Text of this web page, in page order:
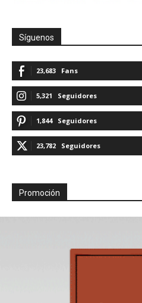
Síguenos
23,683 Fans
5,321 Seguidores
1,844 Seguidores
23,782 Seguidores
Promoción